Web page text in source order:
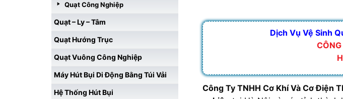
Quạt Công Nghiệp
Quạt – Ly – Tâm
Quạt Hướng Trục
Quạt Vuông Công Nghiệp
Máy Hút Bụi Di Động Bằng Túi Vải
Hệ Thống Hút Bụi
Dịch Vụ Vệ Sinh
Công Ty TNHH Cơ Khí Và Cơ Điện